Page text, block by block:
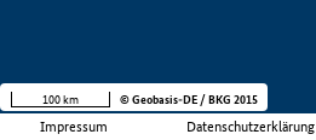
Impressum Datenschutzerklärung
100 km © Geobasis-DE / BKG 2015